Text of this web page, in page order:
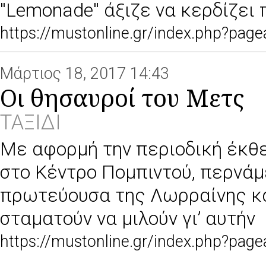
''Lemonade'' άξιζε να
https://mustonline.gr/
Μάρτιος 18, 2017 14:43
Οι θησαυροί του Μετς
ΤΑΞΙΔΙ
Με αφορμή την περιοδική
στο Κέντρο Πομπιντού,
πρωτεύουσα της Λωρραίνης
σταματούν να μιλούν γι’ αυτήν
https://mustonline.gr/